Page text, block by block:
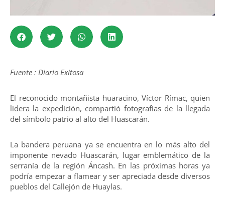
Fuente : Diario Exitosa
El reconocido montañista huaracino, Víctor Rímac, quien
lidera la expedición, compartió fotografías de la llegada
del símbolo patrio al alto del Huascarán.
La bandera peruana ya se encuentra en lo más alto del
imponente nevado Huascarán, lugar emblemático de la
serranía de la región Áncash. En las próximas horas ya
podría empezar a flamear y ser apreciada desde diversos
pueblos del Callejón de Huaylas.